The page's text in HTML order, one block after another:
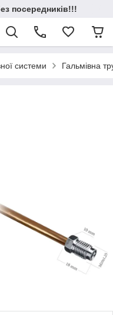
посередників!!!
системи Гальмівна